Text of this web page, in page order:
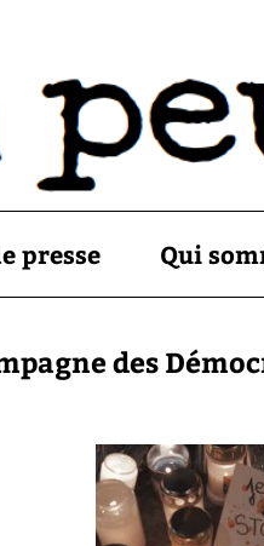
presse Qui
des